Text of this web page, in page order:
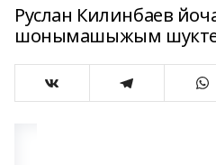
Руслан Килинбаев
шонымашыжым